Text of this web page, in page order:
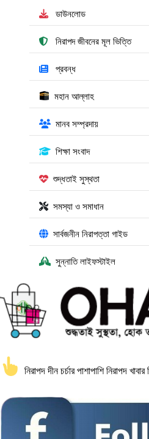
ডাউনলোড
নিরাপদ জীবনের মূল ভিত্তি
প্রবন্ধ
মহান আল্লাহ
মানব সম্প্রদায়
শিক্ষা সংবাদ
শুদ্ধতাই সুস্থতা
সমস্যা ও সমাধান
সার্বজনীন নিরাপত্তা গাইড
সুন্নাতি লাইফস্টাইল
নিরাপদ দীন চর্চার পাশাপাশি নিরাপদ